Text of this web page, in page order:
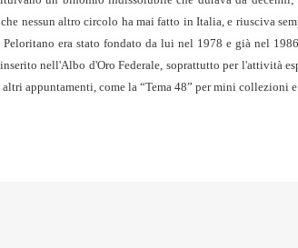
nessun altro circolo ha mai fatto in Italia, e riusciva
era stato fondato da lui nel 1978 e già nel
nell'Albo d'Oro Federale, soprattutto per l'attività
altri appuntamenti, come la “Tema 48” per mini
12/01/2009 - Scarsa attenzione per il Sud